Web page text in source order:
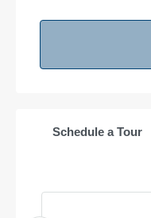
Schedule a Tour